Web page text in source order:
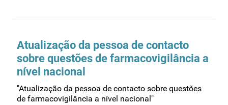
Atualização da pessoa de contacto
sobre questões de farmacovigilância a
nível nacional
"Atualização da pessoa de contacto sobre questões
de farmacovigilância a nível nacional"